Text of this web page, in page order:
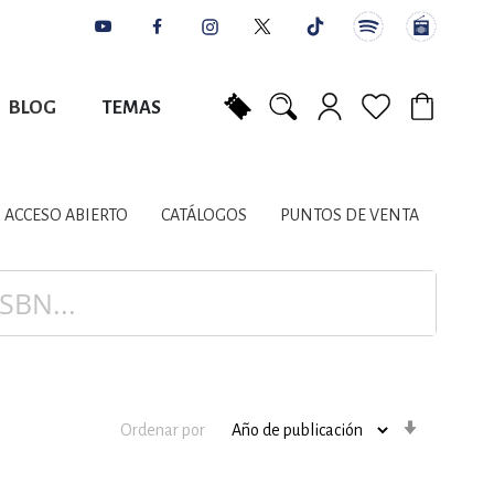
BLOG TEMAS
LITERARIOS
PLANIFICACIÓN
ACCESO ABIERTO CATÁLOGOS PUNTOS DE VENTA
Ordenar por